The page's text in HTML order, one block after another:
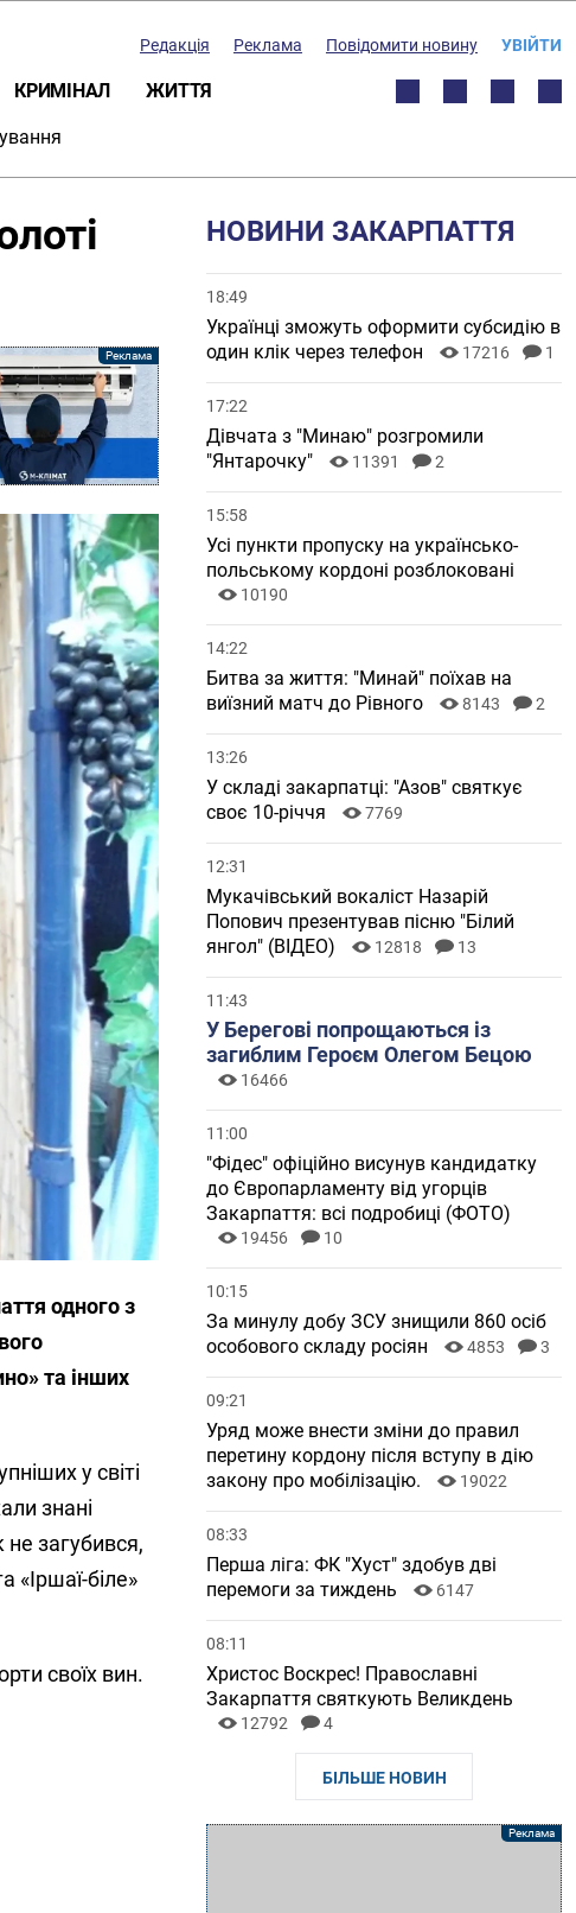
Редакція Реклама Повідомити новину УВІЙТИ
КРИМІНАЛ ЖИТТЯ
одного з
та інших
у світі
знані
не загубився,
«Іршаї-біле»
своїх вин.
НОВИНИ ЗАКАРПАТТЯ
18:49
Українці зможуть оформити субсидію в
один клік через телефон
17216 1
17:22
Дівчата з "Минаю" розгромили
"Янтарочку"
11391 2
15:58
Усі пункти пропуску на українсько-
польському кордоні розблоковані
10190
14:22
Битва за життя: "Минай" поїхав на
виїзний матч до Рівного
8143 2
13:26
У складі закарпатці: "Азов" святкує
своє 10-річчя
7769
12:31
Мукачівський вокаліст Назарій
Попович презентував пісню "Білий
янгол" (ВІДЕО)
12818 13
11:43
У Берегові попрощаються із
загиблим Героєм Олегом Бецою
16466
11:00
"Фідес" офіційно висунув кандидатку
до Європарламенту від угорців
Закарпаття: всі подробиці (ФОТО)
19456 10
10:15
За минулу добу ЗСУ знищили 860 осіб
особового складу росіян
4853 3
09:21
Уряд може внести зміни до правил
перетину кордону після вступу в дію
закону про мобілізацію.
19022
08:33
Перша ліга: ФК "Хуст" здобув дві
перемоги за тиждень
6147
08:11
Христос Воскрес! Православні
Закарпаття святкують Великдень
12792 4
БІЛЬШЕ НОВИН